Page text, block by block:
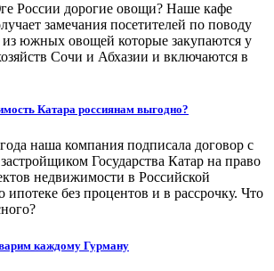
России дорогие овощи? Наше кафе
замечания посетителей по поводу
южных овощей которые закупаются у
Сочи и Абхазии и включаются в
Катара россиянам выгодно?
наша компания подписала договор с
Государства Катар на право
недвижимости в Российской
без процентов и в рассрочку. Что
каждому Гурману